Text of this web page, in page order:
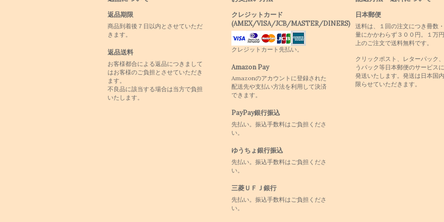
返品期限
商品到着後７日以内とさせていただ
きます。
返品送料
お客様都合による返品につきまして
はお客様のご負担とさせていただき
ます。
不良品に該当する場合は当方で負担
いたします。
クレジットカード
(AMEX/VISA/JCB/MASTER/DINERS)
クレジットカート先払い。
Amazon Pay
Amazonのアカウントに登録された
配送先や支払い方法を利用して決済
できます。
PayPay銀行振込
先払い。振込手数料はご負担くださ
い。
ゆうちょ銀行振込
先払い。振込手数料はご負担くださ
い。
三菱ＵＦＪ銀行
先払い。振込手数料はご負担くださ
い。
日本郵便
送料は、１回の注文につき冊数
量にかかわらず３００円。１万
上のご注文で送料無料です。
クリックポスト、レターパック
うパック等日本郵便のサービス
発送いたします。発送は日本国
限らせていただきます。